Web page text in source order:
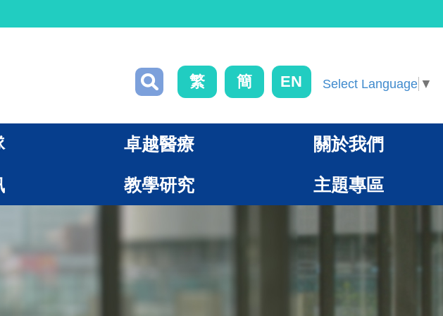
繁 簡 EN Select Language ▼
卓越醫療 關於我們
教學研究 主題專區